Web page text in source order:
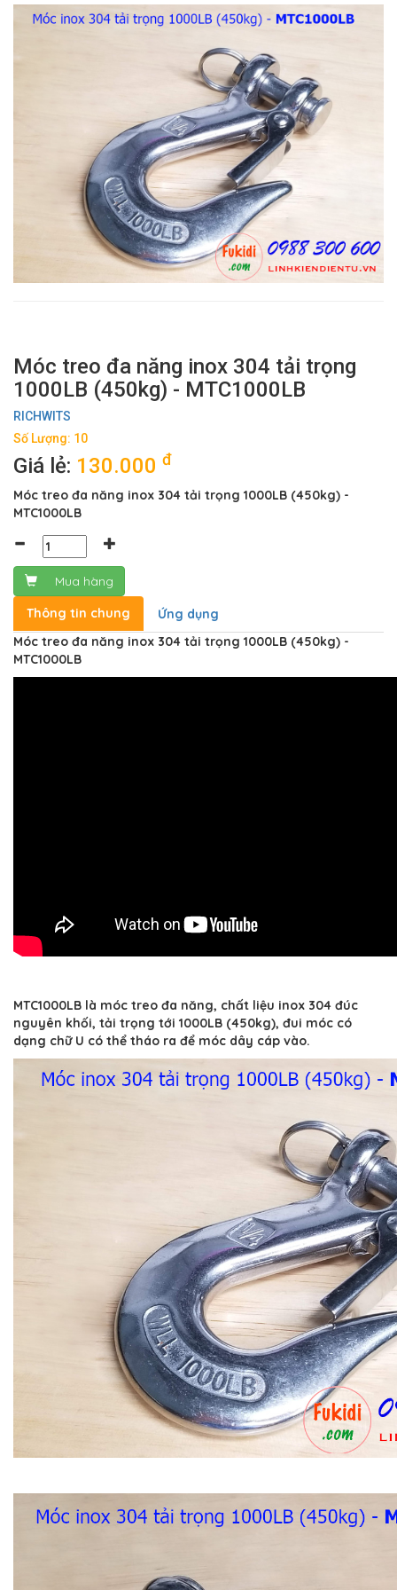
Móc treo đa năng inox 304 tải trọng
1000LB (450kg) - MTC1000LB
RICHWITS
Số Lượng: 10
Giá lẻ: 130.000 đ
Móc treo đa năng inox 304 tải trọng 1000LB (450kg) -
MTC1000LB
Mua hàng
Thông tin chung
Ứng dụng
Móc treo đa năng inox 304 tải trọng 1000LB (450kg) -
MTC1000LB
MTC1000LB là móc treo đa năng, chất liệu inox 304 đúc
nguyên khối, tải trọng tới 1000LB (450kg), đui móc có
dạng chữ U có thể tháo ra để móc dây cáp vào.